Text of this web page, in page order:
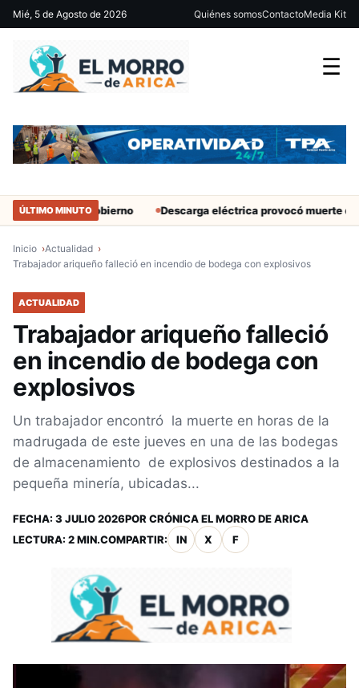
Mié, 5 de Agosto de 2026 Quiénes somosContactoMedia Kit
☰
ÚLTIMO MINUTO
del Gobierno Descarga eléctrica provocó muerte de
Inicio
Actualidad
Trabajador ariqueño falleció en incendio de bodega con explosivos
ACTUALIDAD
Trabajador ariqueño falleció
en incendio de bodega con
explosivos
Un trabajador encontró la muerte en horas de la
madrugada de este jueves en una de las bodegas
de almacenamiento de explosivos destinados a la
pequeña minería, ubicadas...
FECHA: 3 JULIO 2026POR CRÓNICA EL MORRO DE ARICA
LECTURA: 2 MIN.COMPARTIR: IN X F